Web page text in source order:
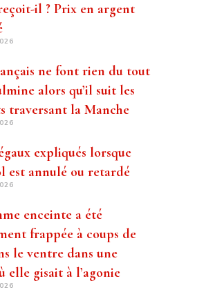
il ? Prix ​​en argent
ne font rien du tout
alors qu’il suit les
traversant la Manche
expliqués lorsque
est annulé ou retardé
enceinte a été
frappée à coups de
le ventre dans une
elle gisait à l’agonie